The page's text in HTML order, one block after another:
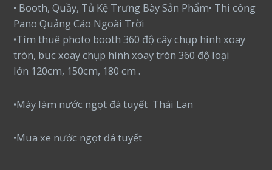
• Booth, Quầy, Tủ Kệ Trưng Bày Sản Phẩm• Thi công
Pano Quảng Cáo Ngoài Trời
•Tìm thuê photo booth 360 độ cây chụp hình xoay
tròn, buc xoay chụp hình xoay tròn 360 độ loại
lớn 120cm, 150cm, 180 cm .
•Máy làm nước ngọt đá tuyết Thái Lan
•Mua xe nước ngọt đá tuyết